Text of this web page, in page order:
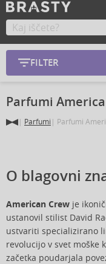
FILTER
Parfumi
Parfumi Parfumi
O blagovni
American Crew je
ustanovil stilist David
ustvariti specializirano
revolucijo v svet moške
začetka poudarjala